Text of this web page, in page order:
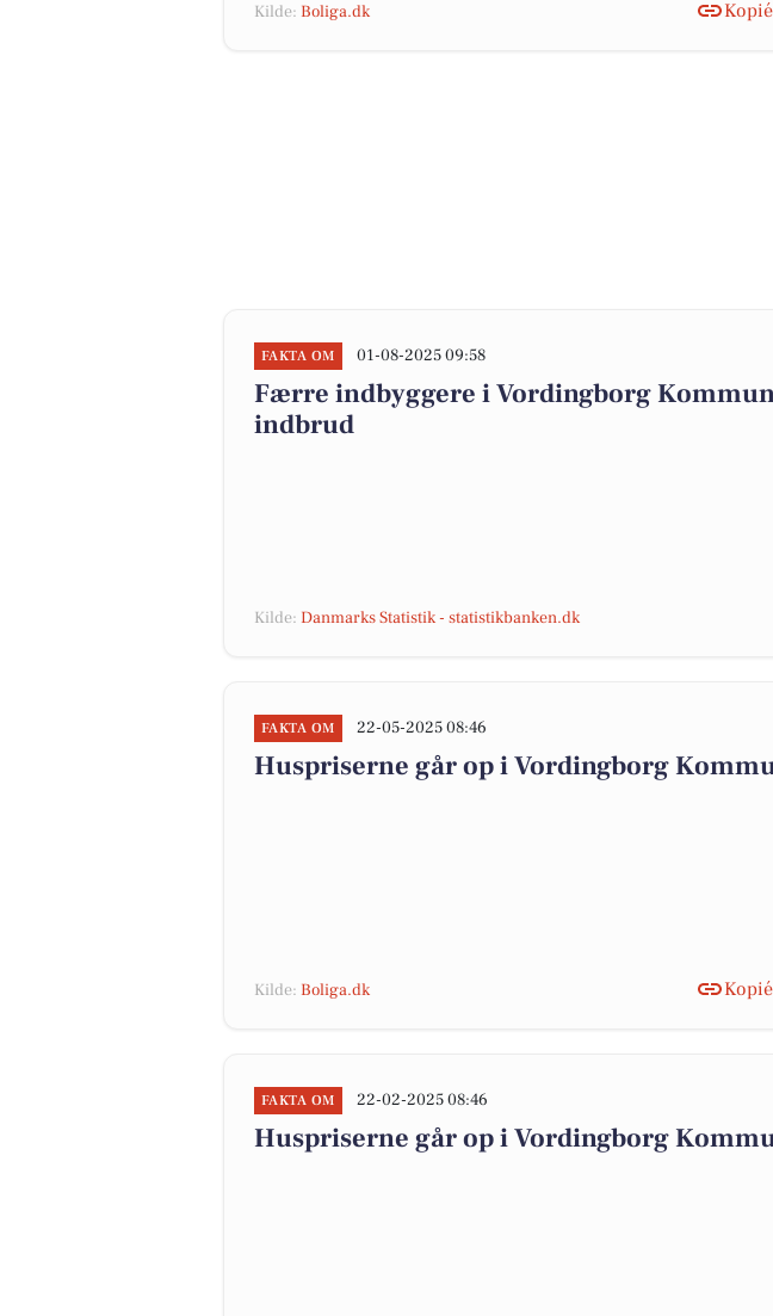
Kilde: Boliga.dk
FAKTA OM 01-08-2025 09:58
Færre indbyggere i Vordingborg
indbrud
Kilde: Danmarks Statistik - statistikbanken.dk
FAKTA OM 22-05-2025 08:46
Huspriserne går op i Vordingborg
Kilde: Boliga.dk
FAKTA OM 22-02-2025 08:46
Huspriserne går op i Vordingborg